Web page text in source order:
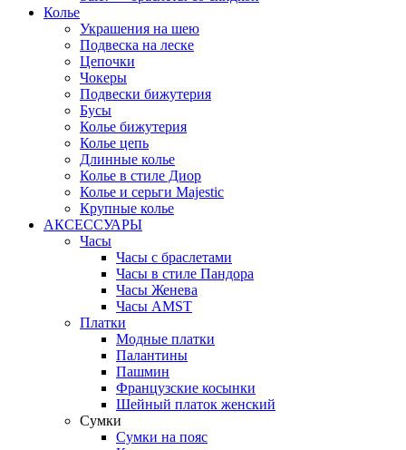
Колье
Украшения на шею
Подвеска на леске
Цепочки
Чокеры
Подвески бижутерия
Бусы
Колье бижутерия
Колье цепь
Длинные колье
Колье в стиле Диор
Колье и серьги Majestic
Крупные колье
АКСЕССУАРЫ
Часы
Часы с браслетами
Часы в стиле Пандора
Часы Женева
Часы AMST
Платки
Модные платки
Палантины
Пашмин
Французские косынки
Шейный платок женский
Сумки
Сумки на пояс